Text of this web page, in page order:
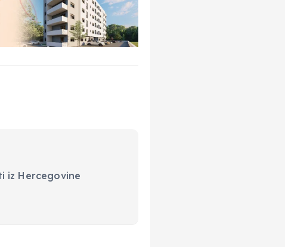
iz Hercegovine